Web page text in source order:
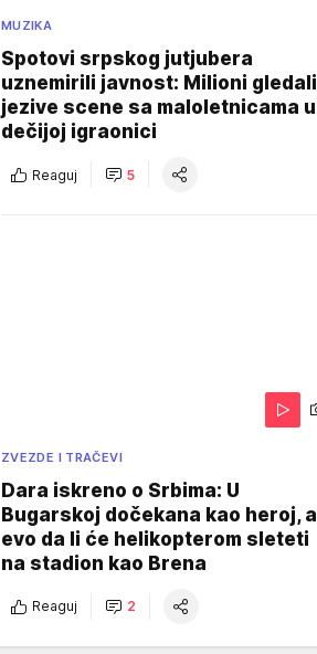
MUZIKA
Spotovi srpskog jutjubera
uznemirili javnost: Milioni gledali
jezive scene sa maloletnicama u
dečijoj igraonici
Reaguj 5
ZVEZDE I TRAČEVI
Dara iskreno o Srbima: U
Bugarskoj dočekana kao heroj, a
evo da li će helikopterom sleteti
na stadion kao Brena
Reaguj 2